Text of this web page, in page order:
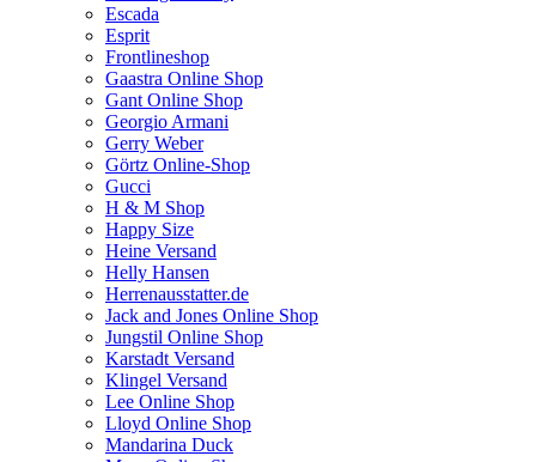
Escada
Esprit
Frontlineshop
Gaastra Online Shop
Gant Online Shop
Georgio Armani
Gerry Weber
Görtz Online-Shop
Gucci
H & M Shop
Happy Size
Heine Versand
Helly Hansen
Herrenausstatter.de
Jack and Jones Online Shop
Jungstil Online Shop
Karstadt Versand
Klingel Versand
Lee Online Shop
Lloyd Online Shop
Mandarina Duck